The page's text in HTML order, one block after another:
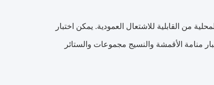
من القابلية للاشتعال العمودية. يمكن اختبار
منامة الأقمشة والنسيج مجموعات والستائر